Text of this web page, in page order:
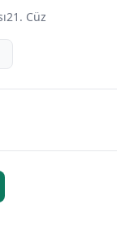
21. Cüz